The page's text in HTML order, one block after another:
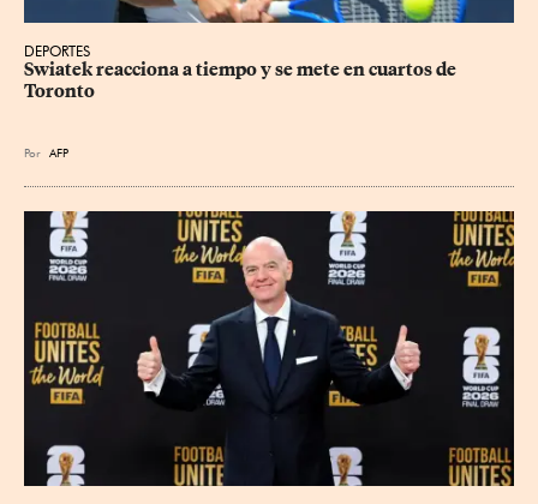
DEPORTES
Swiatek reacciona a tiempo y se mete en cuartos de
Toronto
Por AFP